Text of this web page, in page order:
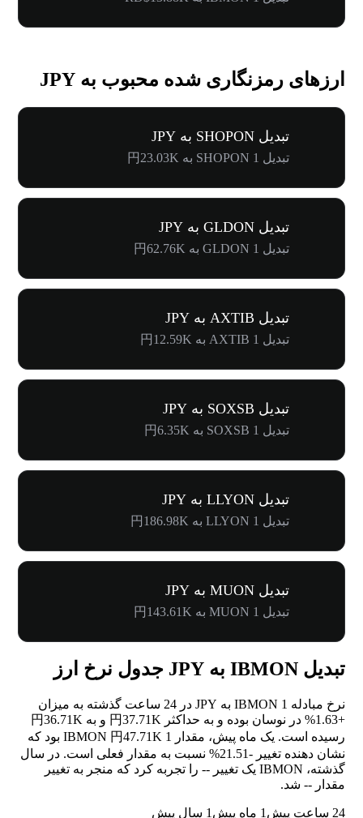
ارزهای رمزنگاری شده محبوب به JPY
تبدیل SHOPON به JPY
تبدیل 1 SHOPON به 円23.03K
تبدیل GLDON به JPY
تبدیل 1 GLDON به 円62.76K
تبدیل AXTIB به JPY
تبدیل 1 AXTIB به 円12.59K
تبدیل SOXSB به JPY
تبدیل 1 SOXSB به 円6.35K
تبدیل LLYON به JPY
تبدیل 1 LLYON به 円186.98K
تبدیل MUON به JPY
تبدیل 1 MUON به 円143.61K
تبدیل IBMON به JPY جدول نرخ ارز
نرخ مبادله 1 IBMON به JPY در 24 ساعت گذشته به میزان
+1.63%
در نوسان بوده و به حداکثر 円37.71K و به 円36.71K
رسیده است. یک ماه پیش، مقدار 1 IBMON 円47.71K بود که
نشان دهنده تغییر -21.51%
نسبت به مقدار فعلی است. در سال
گذشته، IBMON یک تغییر
-- را تجربه کرد که منجر به تغییر
مقدار -- شد.
24 ساعت پیش 1 ماه پیش
1 سال پیش